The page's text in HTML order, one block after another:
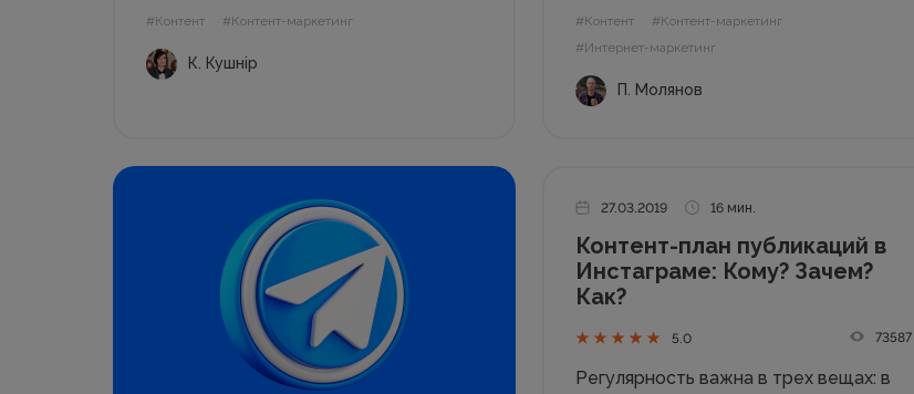
и предпринимателей с запросом на
#Контент #Контент-маркетинг
К. Кушнір
наглядно показать, как я становился
#Контент
#Контент-маркетинг
#Интернет-маркетинг
П. Молянов
27.03.2019 16 мин.
Контент-план публикаций в
Инстаграме: Кому? Зачем?
Как?
5.0 73587
Регулярность важна в трех вещах: в